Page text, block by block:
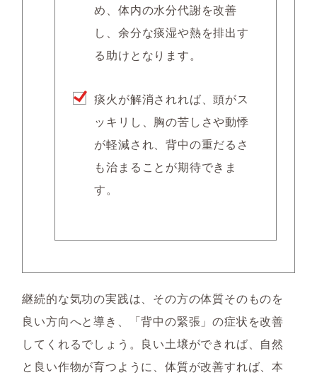
め、体内の水分代謝を改善
し、余分な痰湿や熱を排出す
る助けとなります。
痰火が解消されれば、頭がス
ッキリし、胸の苦しさや動悸
が軽減され、背中の重だるさ
も治まることが期待できま
す。
継続的な気功の実践は、その方の体質そのものを
良い方向へと導き、「背中の緊張」の症状を改善
してくれるでしょう。良い土壌ができれば、自然
と良い作物が育つように、体質が改善すれば、本